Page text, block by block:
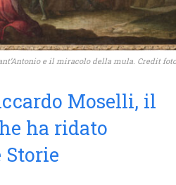
e il miracolo della mula. Credit
Moselli, il
ha ridato
Storie